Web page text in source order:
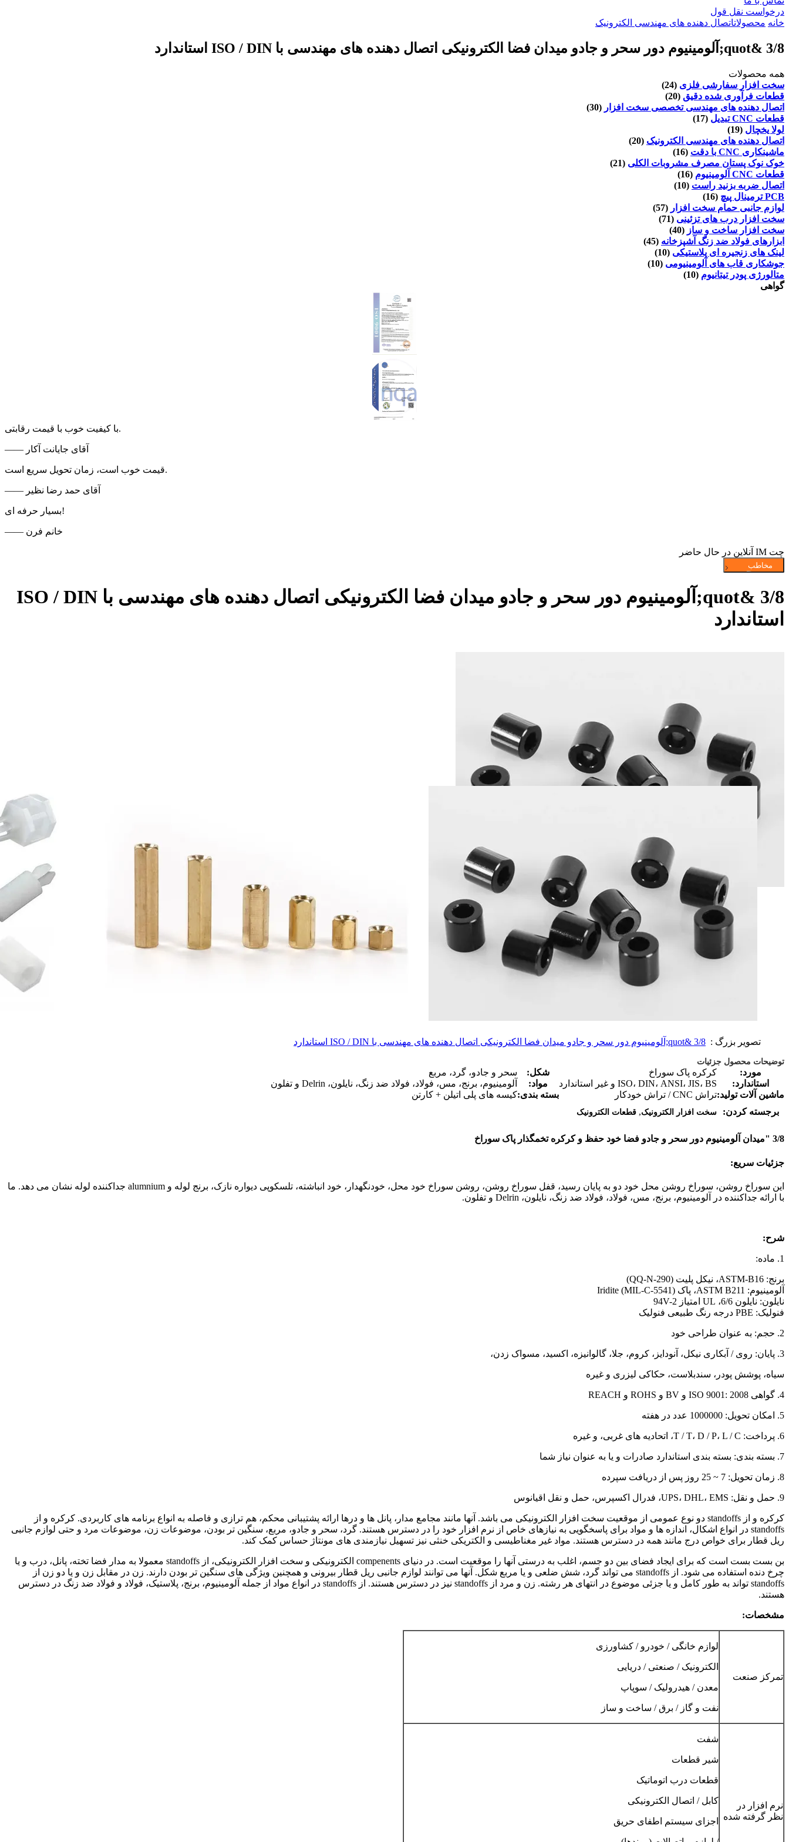
درخواست نقل قول
خانه محصولاتاتصال دهنده های مهندسی الکترونیک
3/8 &quot;آلومینیوم دور سحر و جادو میدان فضا الکترونیکی اتصال دهنده های مهندسی با ISO / DIN استاندارد
همه محصولات
سخت افزار سفارشی فلزی (24)
قطعات فرآوری شده دقیق (20)
اتصال دهنده های مهندسی تخصصی سخت افزار (30)
قطعات CNC تبدیل
(17)
لولا یخچال (19)
اتصال دهنده های مهندسی الکترونیک (20)
ماشینکاری CNC با دقت
(16)
خوک نوک پستان مصرف مشروبات الکلی (21)
قطعات CNC آلومینیوم
(16)
اتصال ضربه بزنید راست (10)
PCB ترمینال پیچ
(16)
لوازم جانبی حمام سخت افزار (57)
سخت افزار درب های تزئینی (71)
سخت افزار ساخت و ساز (40)
ابزارهای فولاد ضد زنگ آشپزخانه (45)
لینک های زنجیره ای پلاستیکی (10)
جوشکاری قاب های آلومینیومی (10)
متالورژی پودر تیتانیوم (10)
گواهی
با کیفیت خوب با قیمت رقابتی.
—— آقای جایانت آکار
قیمت خوب است، زمان تحویل سریع است.
—— آقای حمد رضا نظیر
بسیار حرفه ای!
—— خانم فرن
چت IM آنلاین در حال حاضر
3/8 &quot;آلومینیوم دور سحر و جادو میدان فضا الکترونیکی اتصال دهنده های مهندسی با ISO / DIN
استاندارد
تصویر بزرگ : 3/8 &quot;آلومینیوم دور سحر و جادو میدان فضا الکترونیکی اتصال دهنده های مهندسی با ISO / DIN استاندارد
توضیحات محصول جزئیات
مورد: کرکره پاک سوراخ شکل:
سحر و جادو، گرد، مربع
استاندارد:
ISO، DIN، ANSI، JIS، BS و غیر استاندارد مواد:
آلومینیوم، برنج، مس، فولاد، فولاد ضد زنگ، نایلون، Delrin و تفلون
ماشین آلات تولید:تراش CNC / تراش خودکار بسته بندی:کیسه های پلی اتیلن + کارتن
برجسته کردن:
سخت افزار الکترونیک, قطعات الکترونیک
3/8 "میدان آلومینیوم دور سحر و جادو فضا خود حفظ و کرکره تخمگذار پاک سوراخ
جزئیات سریع:
این سوراخ روشن، سوراخ روشن محل خود دو به پایان رسید، قفل سوراخ روشن، روشن سوراخ خود محل، خودنگهدار، خود انباشته، تلسکوپی دیواره نازک، برنج لوله و alumnium جداکننده لوله نشان می دهد. ما
با ارائه جداکننده در آلومینیوم، برنج، مس، فولاد، فولاد ضد زنگ، نایلون، Delrin و تفلون.
شرح:
1. ماده:
برنج: ASTM-B16، نیکل پلیت (QQ-N-290)
آلومینیوم: ASTM B211، پاک Iridite (MIL-C-5541)
نایلون: نایلون 6/6، UL امتیاز 94V-2
فنولیک: PBE درجه رنگ طبیعی فنولیک
2. حجم: به عنوان طراحی خود
3. پایان: روی / آبکاری نیکل، آنودایز، کروم، جلا، گالوانیزه، اکسید، مسواک زدن،
سیاه، پوشش پودر، سندبلاست، حکاکی لیزری و غیره
4. گواهی ISO 9001: 2008 و BV و ROHS و REACH
5. امکان تحویل: 1000000 عدد در هفته
6. پرداخت: T / T، D / P، L / C، اتحادیه های غربی، و غیره
7. بسته بندی: بسته بندی استاندارد صادرات و یا به عنوان نیاز شما
8. زمان تحویل: 7 ~ 25 روز پس از دریافت سپرده
9. حمل و نقل: UPS، DHL، EMS، فدرال اکسپرس، حمل و نقل اقیانوس
کرکره و از standoffs دو نوع عمومی از موقعیت سخت افزار الکترونیکی می باشد. آنها مانند مجامع مدار، پانل ها و درها ارائه پشتیبانی محکم، هم ترازی و فاصله به انواع برنامه های کاربردی. کرکره و از
standoffs در انواع اشکال، اندازه ها و مواد برای پاسخگویی به نیازهای خاص از نرم افزار خود را در دسترس هستند. گرد، سحر و جادو، مربع، سنگین تر بودن، موضوعات زن، موضوعات مرد و حتی لوازم جانبی
ریل قطار برای خواص درج مانند همه در دسترس هستند. مواد غیر مغناطیسی و الکتریکی خنثی نیز تسهیل نیازمندی های مونتاژ حساس کمک کند.
بن بست بست است که برای ایجاد فضای بین دو جسم، اغلب به درستی آنها را موقعیت است. در دنیای compenents الکترونیکی و سخت افزار الکترونیکی، از standoffs معمولا به مدار فضا تخته، پانل، درب و یا
چرخ دنده استفاده می شود. از standoffs می تواند گرد، شش ضلعی و یا مربع شکل. آنها می توانند لوازم جانبی ریل قطار بیرونی و همچنین ویژگی های سنگین تر بودن دارند. زن در مقابل زن و یا دو زن از
standoffs تواند به طور کامل و یا جزئی موضوع در انتهای هر رشته. زن و مرد از standoffs نیز در دسترس هستند. از standoffs در انواع مواد از جمله آلومینیوم، برنج، پلاستیک، فولاد و فولاد ضد زنگ در دسترس
هستند.
مشخصات:
تمرکز صنعت
لوازم خانگی / خودرو / کشاورزی
الکترونیک / صنعتی / دریایی
معدن / هیدرولیک / سوپاپ
نفت و گاز / برق / ساخت و ساز
نرم افزار در
نظر گرفته شده
شفت
شیر قطعات
قطعات درب اتوماتیک
کابل / اتصال الکترونیکی
اجزای سیستم اطفای حریق